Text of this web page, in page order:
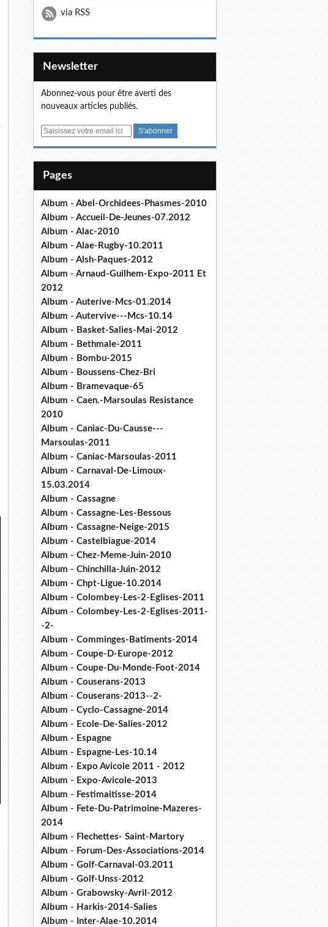
via RSS
Newsletter
Abonnez-vous pour être averti des
nouveaux articles publiés.
E
Pages
Album - Abel-Orchidees-Phasmes-2010
Album - Accueil-De-Jeunes-07.2012
Album - Alac-2010
Album - Alae-Rugby-10.2011
Album - Alsh-Paques-2012
Album - Arnaud-Guilhem-Expo-2011 Et
2012
Album - Auterive-Mcs-01.2014
Album - Autervive---Mcs-10.14
Album - Basket-Salies-Mai-2012
Album - Bethmale-2011
Album - Bombu-2015
Album - Boussens-Chez-Bri
Album - Bramevaque-65
Album - Caen.-Marsoulas Resistance
2010
Album - Caniac-Du-Causse---
Marsoulas-2011
Album - Caniac-Marsoulas-2011
Album - Carnaval-De-Limoux-
15.03.2014
Album - Cassagne
Album - Cassagne-Les-Bessous
Album - Cassagne-Neige-2015
Album - Castelbiague-2014
Album - Chez-Meme-Juin-2010
Album - Chinchilla-Juin-2012
Album - Chpt-Ligue-10.2014
Album - Colombey-Les-2-Eglises-2011
Album - Colombey-Les-2-Eglises-2011-
-2-
Album - Comminges-Batiments-2014
Album - Coupe-D-Europe-2012
Album - Coupe-Du-Monde-Foot-2014
Album - Couserans-2013
Album - Couserans-2013--2-
Album - Cyclo-Cassagne-2014
Album - Ecole-De-Salies-2012
Album - Espagne
Album - Espagne-Les-10.14
Album - Expo Avicole 2011 - 2012
Album - Expo-Avicole-2013
Album - Festimaitisse-2014
Album - Fete-Du-Patrimoine-Mazeres-
2014
Album - Flechettes- Saint-Martory
Album - Forum-Des-Associations-2014
Album - Golf-Carnaval-03.2011
Album - Golf-Unss-2012
Album - Grabowsky-Avril-2012
Album - Harkis-2014-Salies
Album - Inter-Alae-10.2014